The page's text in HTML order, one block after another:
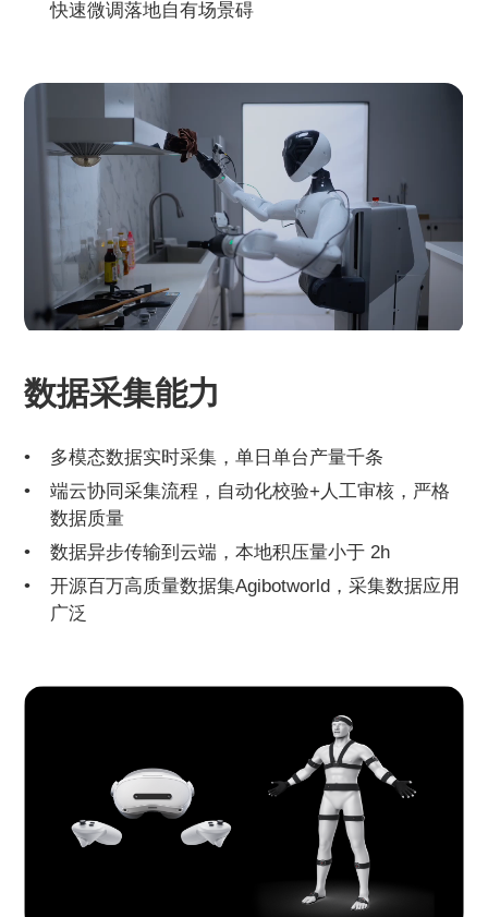
快速微调落地自有场景碍
数据采集能力
多模态数据实时采集，单日单台产量千条
端云协同采集流程，自动化校验+人工审核，严格
数据质量
数据异步传输到云端，本地积压量小于 2h
开源百万高质量数据集Agibotworld，采集数据应用
广泛